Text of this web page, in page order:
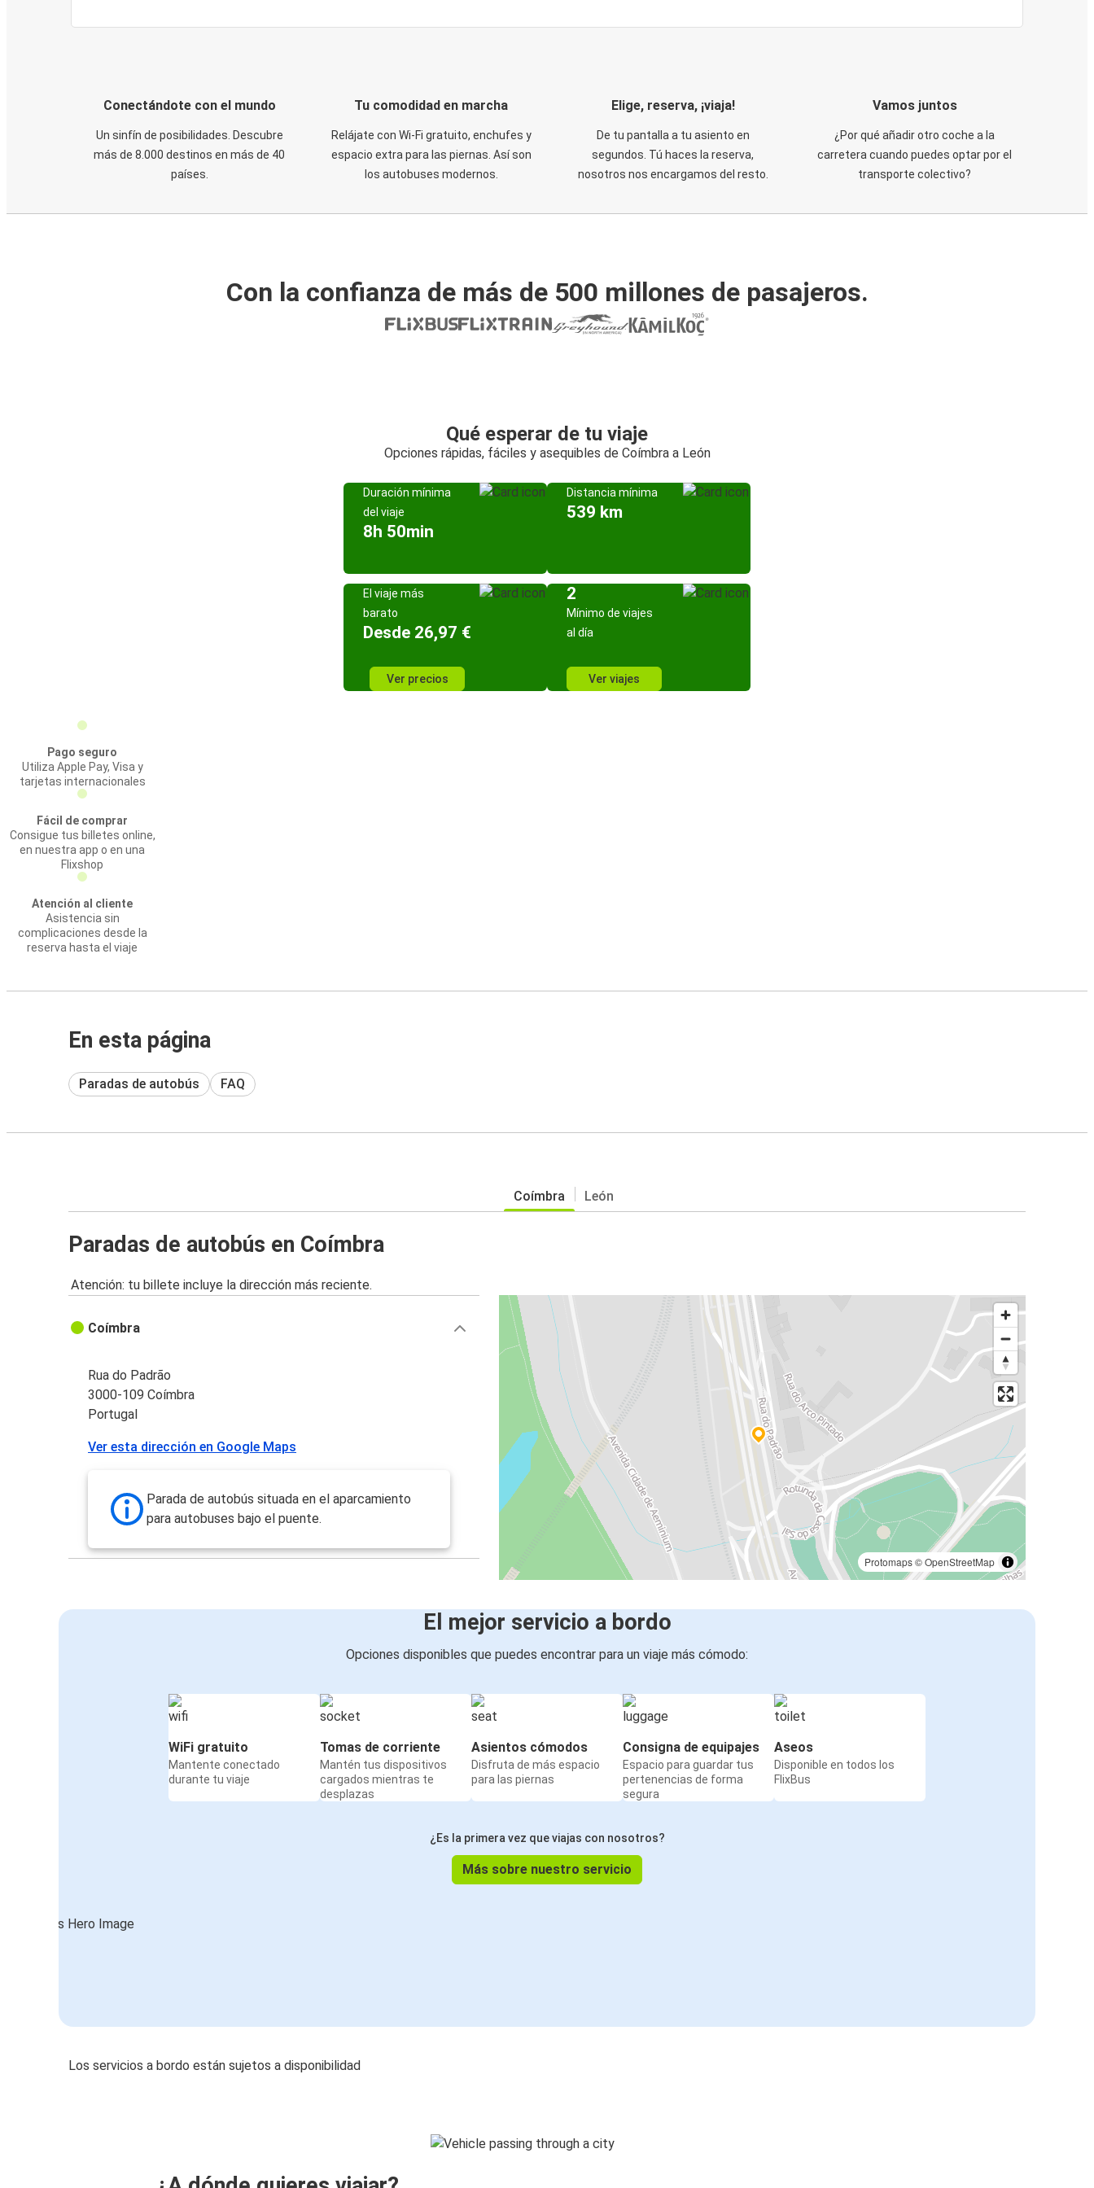
Conectándote con el mundo
Un sinfín de posibilidades. Descubre
más de 8.000 destinos en más de 40
países.
Tu comodidad en marcha
Relájate con Wi-Fi gratuito, enchufes y
espacio extra para las piernas. Así son
los autobuses modernos.
Elige, reserva, ¡viaja!
De tu pantalla a tu asiento en
segundos. Tú haces la reserva,
nosotros nos encargamos del resto.
Vamos juntos
¿Por qué añadir otro coche a la
carretera cuando puedes optar por el
transporte colectivo?
Con la confianza de más de 500 millones de pasajeros.
Qué esperar de tu viaje
Opciones rápidas, fáciles y asequibles de Coímbra a León
Duración mínima
del viaje
8h 50min
Distancia mínima
539 km
El viaje más
barato
Desde 26,97 €
Ver precios
2
Mínimo de viajes
al día
Ver viajes
Pago seguro
Utiliza Apple Pay, Visa y
tarjetas internacionales
Fácil de comprar
Consigue tus billetes online,
en nuestra app o en una
Flixshop
Atención al cliente
Asistencia sin
complicaciones desde la
reserva hasta el viaje
En esta página
Paradas de autobús FAQ
Coímbra León
Paradas de autobús en Coímbra
Atención: tu billete incluye la dirección más reciente.
Protomaps©OpenStreetMap
Coímbra
Rua do Padrão
3000-109 Coímbra
Portugal
Ver esta dirección en Google Maps
Parada de autobús situada en el aparcamiento
para autobuses bajo el puente.
El mejor servicio a bordo
Opciones disponibles que puedes encontrar para un viaje más cómodo:
WiFi gratuito
Mantente conectado
durante tu viaje
Tomas de corriente
Mantén tus dispositivos
cargados mientras te
desplazas
Asientos cómodos
Disfruta de más espacio
para las piernas
Consigna de equipajes
Espacio para guardar tus
pertenencias de forma
segura
Aseos
Disponible en todos los
FlixBus
¿Es la primera vez que viajas con nosotros?
Más sobre nuestro servicio
Los servicios a bordo están sujetos a disponibilidad